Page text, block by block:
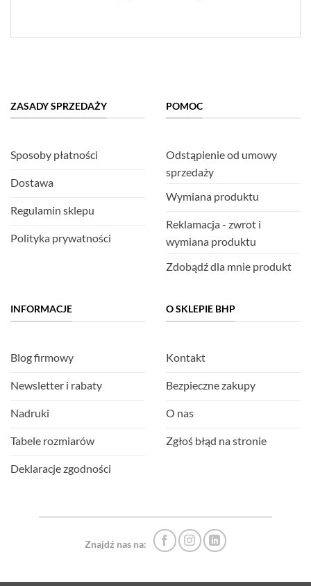
ZASADY SPRZEDAŻY
Sposoby płatności
Dostawa
Regulamin sklepu
Polityka prywatności
POMOC
Odstąpienie od umowy
sprzedaży
Wymiana produktu
Reklamacja - zwrot i
wymiana produktu
Zdobądź dla mnie produkt
INFORMACJE
Blog firmowy
Newsletter i rabaty
Nadruki
Tabele rozmiarów
Deklaracje zgodności
O SKLEPIE BHP
Kontakt
Bezpieczne zakupy
O nas
Zgłoś błąd na stronie
Znajdź nas na: